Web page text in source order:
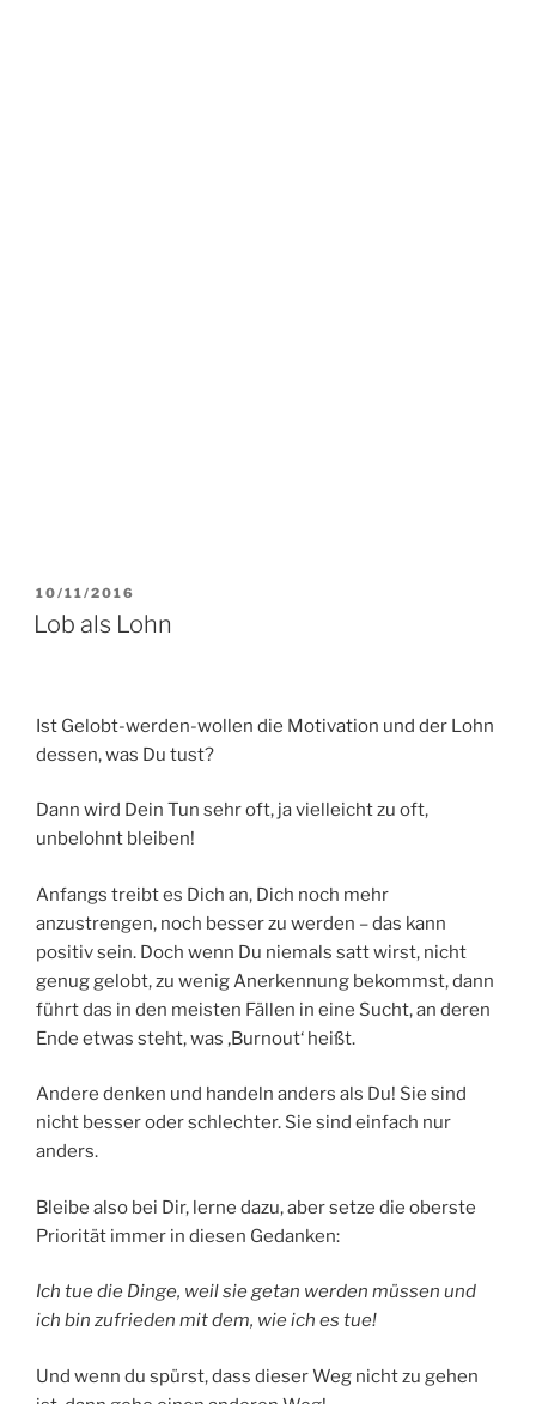
VERÖFFENTLICHT
AM
10/11/2016
Lob als Lohn
Ist Gelobt-werden-wollen die Motivation und der Lohn
dessen, was Du tust?
Dann wird Dein Tun sehr oft, ja vielleicht zu oft,
unbelohnt bleiben!
Anfangs treibt es Dich an, Dich noch mehr
anzustrengen, noch besser zu werden – das kann
positiv sein. Doch wenn Du niemals satt wirst, nicht
genug gelobt, zu wenig Anerkennung bekommst, dann
führt das in den meisten Fällen in eine Sucht, an deren
Ende etwas steht, was ‚Burnout‘ heißt.
Andere denken und handeln anders als Du! Sie sind
nicht besser oder schlechter. Sie sind einfach nur
anders.
Bleibe also bei Dir, lerne dazu, aber setze die oberste
Priorität immer in diesen Gedanken:
Ich tue die Dinge, weil sie getan werden müssen und
ich bin zufrieden mit dem, wie ich es tue!
Und wenn du spürst, dass dieser Weg nicht zu gehen